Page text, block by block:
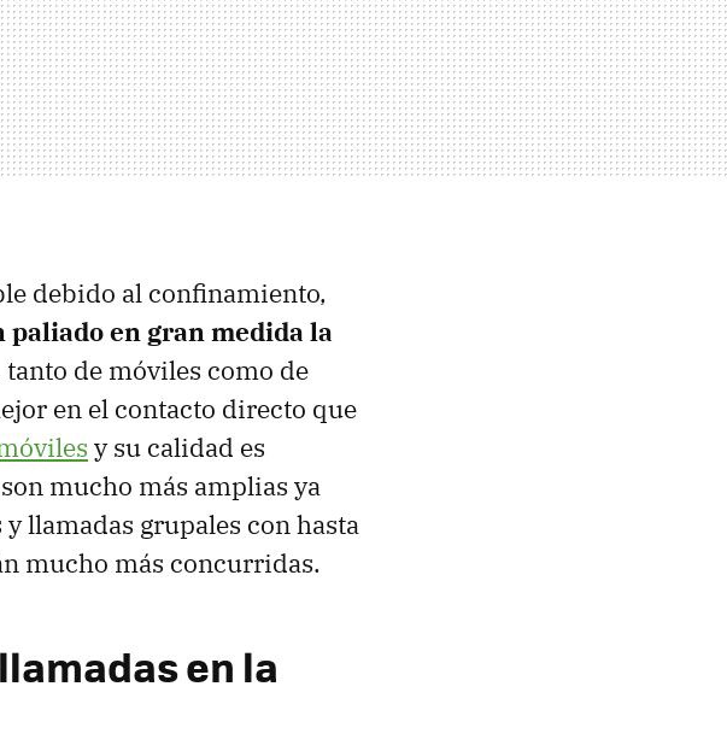
debido al confinamiento,
en gran medida la
tanto de móviles como de
en el contacto directo que
y su calidad es
mucho más amplias ya
llamadas grupales con hasta
mucho más concurridas.
en la